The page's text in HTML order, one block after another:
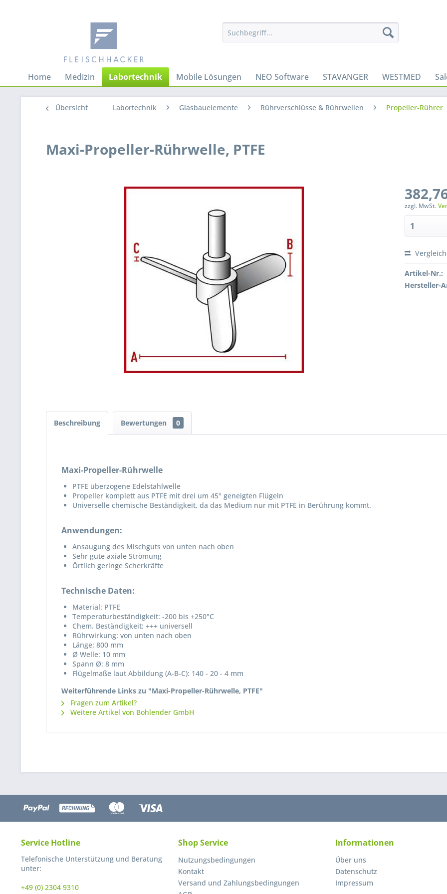
Home Medizin Labortechnik Mobile Lösungen NEO Software STAVANGER WESTMED
Übersicht Labortechnik Glasbauelemente Rührverschlüsse & Rührwellen Propeller-Rührer
Maxi-Propeller-Rührwelle, PTFE
zzgl. MwSt.
Preis
Artikel-Nr.:
Hersteller-
Beschreibung Bewertungen 0
Maxi-Propeller-Rührwelle
PTFE überzogene Edelstahlwelle
Propeller komplett aus PTFE mit drei um 45° geneigten Flügeln
Universelle chemische Beständigkeit, da das Medium nur mit PTFE in Berührung kommt.
Anwendungen:
Ansaugung des Mischguts von unten nach oben
Sehr gute axiale Strömung
Örtlich geringe Scherkräfte
Technische Daten:
Material: PTFE
Temperaturbeständigkeit: -200 bis +250°C
Chem. Beständigkeit: +++ universell
Rührwirkung: von unten nach oben
Länge: 800 mm
Ø Welle: 10 mm
Spann Ø: 8 mm
Flügelmaße laut Abbildung (A-B-C): 140 - 20 - 4 mm
Weiterführende Links zu "Maxi-Propeller-Rührwelle, PTFE"
Fragen zum Artikel?
Weitere Artikel von Bohlender GmbH
Service Hotline
Telefonische Unterstützung und Beratung
unter:
+49 (0) 2304 9310
Shop Service
Nutzungsbedingungen
Kontakt
Versand und Zahlungsbedingungen
Informationen
Über uns
Datenschutz
Impressum